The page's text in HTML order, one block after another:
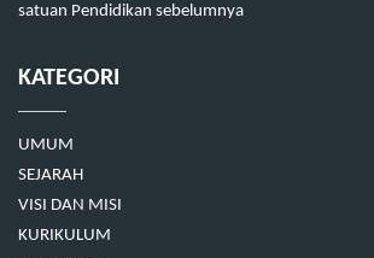
satuan Pendidikan sebelumnya
KATEGORI
UMUM
SEJARAH
VISI DAN MISI
KURIKULUM